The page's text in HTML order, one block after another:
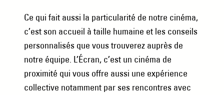
Ce qui fait aussi la particularité de notre cinéma,
c’est son accueil à taille humaine et les conseils
personnalisés que vous trouverez auprès de
notre équipe. L’Écran, c’est un cinéma de
proximité qui vous offre aussi une expérience
collective notamment par ses rencontres avec